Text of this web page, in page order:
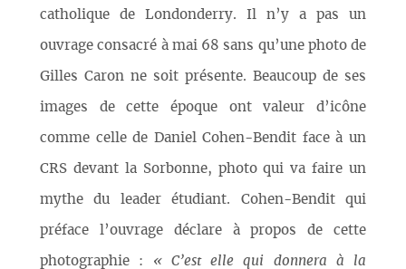
catholique de Londonderry. Il n’y a pas un
ouvrage consacré à mai 68 sans qu’une photo de
Gilles Caron ne soit présente. Beaucoup de ses
images de cette époque ont valeur d’icône
comme celle de Daniel Cohen-Bendit face à un
CRS devant la Sorbonne, photo qui va faire un
mythe du leader étudiant. Cohen-Bendit qui
préface l’ouvrage déclare à propos de cette
photographie : « C’est elle qui donnera à la